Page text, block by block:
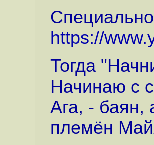
https://
Тогда
Начинаю с
Ага, - баян,
племён